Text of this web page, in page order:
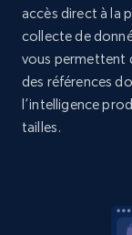
Title, Seller
price,
more.
2.1K+
products
accès direct à la
collecte de
vous permettent
des références
l’intelligence
tailles.